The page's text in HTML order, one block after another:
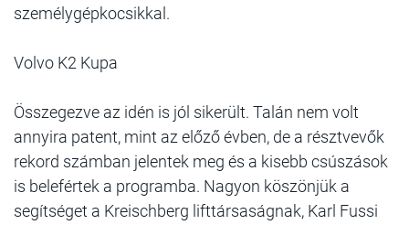
személygépkocsikkal.
Volvo K2 Kupa
Összegezve az idén is jól sikerült. Talán nem volt
annyira patent, mint az előző évben, de a résztvevők
rekord számban jelentek meg és a kisebb csúszások
is belefértek a programba. Nagyon köszönjük a
segítséget a Kreischberg lifttársaságnak, Karl Fussi